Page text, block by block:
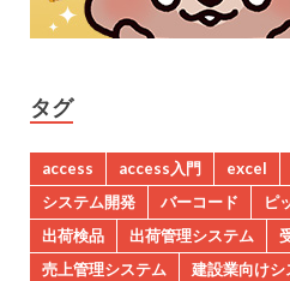
タグ
access access入門 excel
システム開発
バーコード ピ
出荷検品
出荷管理システム
売上管理システム
建設業向けシ